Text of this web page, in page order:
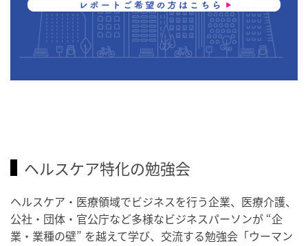
ヘルスケア特化の勉強会
ヘルスケア・医療領域でビジネスを行う企業、医療介護、
公社・団体・官公庁など多様なビジネスパーソンが “企
業・業種の壁” を越えて学び、交流する勉強会「ウーマン